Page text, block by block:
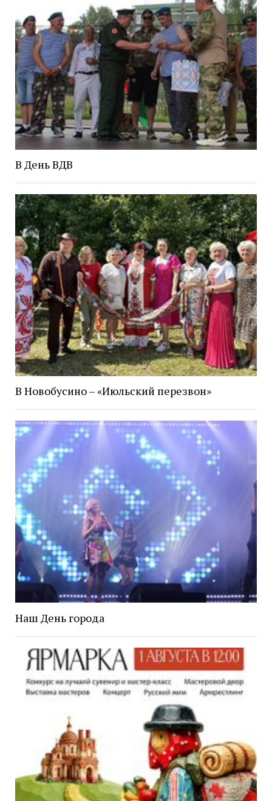
В День ВДВ
В Новобусино – «Июльский перезвон»
Наш День города